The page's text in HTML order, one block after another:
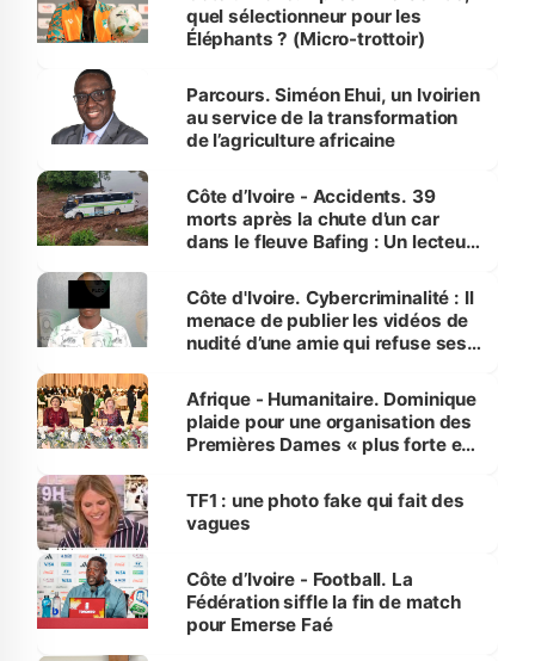
quel sélectionneur pour les
Éléphants ? (Micro-trottoir)
Parcours. Siméon Ehui, un Ivoirien
au service de la transformation
de l’agriculture africaine
Côte d’Ivoire - Accidents. 39
morts après la chute d’un car
dans le fleuve Bafing : Un lecteur
des Transports
Côte d'Ivoire. Cybercriminalité : Il
menace de publier les vidéos de
nudité d’une amie qui refuse ses
Afrique - Humanitaire. Dominique
plaide pour une organisation des
Premières Dames « plus forte et
sur la scène internationale »
TF1 : une photo fake qui fait des
vagues
Côte d’Ivoire - Football. La
Fédération siffle la fin de match
pour Emerse Faé